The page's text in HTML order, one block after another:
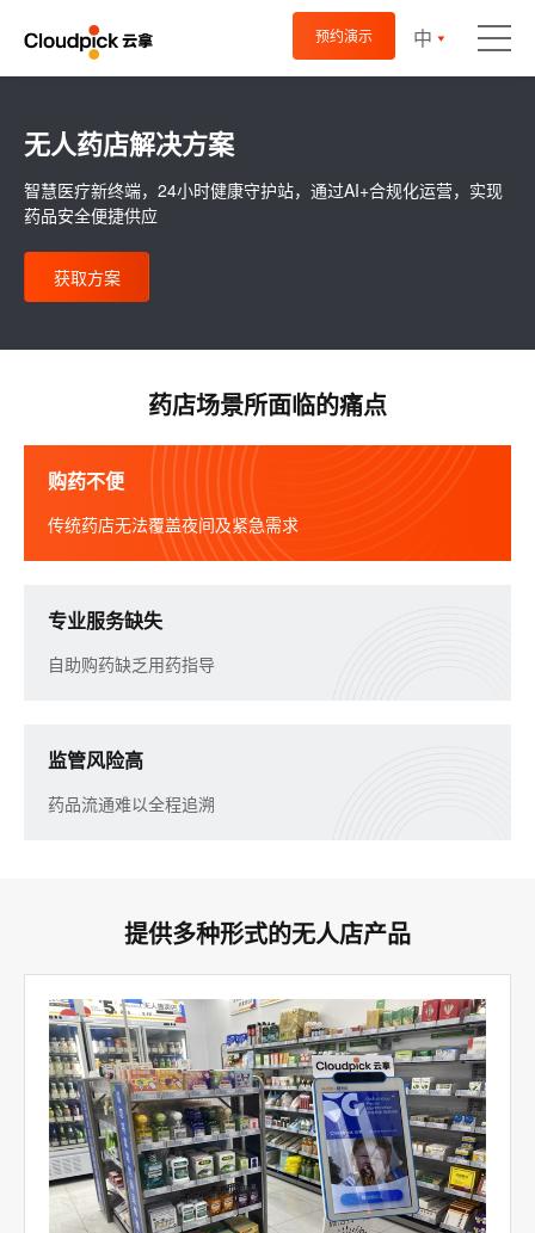
预约演示 中
无人药店解决方案
智慧医疗新终端，24小时健康守护站，通过AI+合规化运营，实现
药品安全便捷供应
获取方案
药店场景所面临的痛点
购药不便
传统药店无法覆盖夜间及紧急需求
专业服务缺失
自助购药缺乏用药指导
监管风险高
药品流通难以全程追溯
提供多种形式的无人店产品